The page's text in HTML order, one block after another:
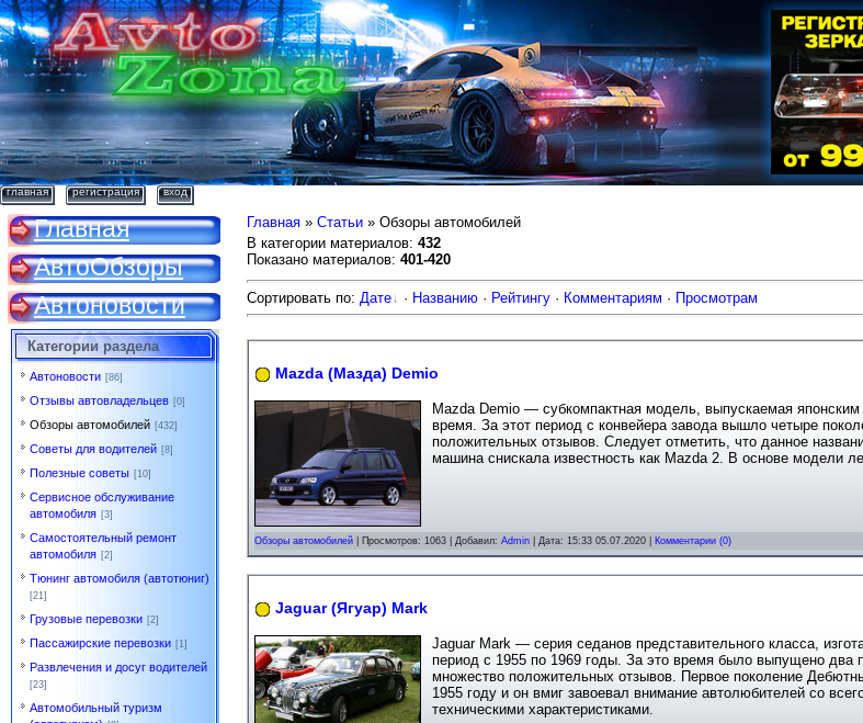
главная регистрация вход
Главная
АвтоОбзоры
Автоновости
Категории раздела
Автоновости [86]
Отзывы автовладельцев [0]
Обзоры автомобилей [432]
Советы для водителей [8]
Полезные советы [10]
Сервисное обслуживание
автомобиля [3]
Самостоятельный ремонт
автомобиля [2]
Тюнинг автомобиля (автотюниг)
[21]
Грузовые перевозки [2]
Пассажирские перевозки [1]
Развлечения и досуг водителей
[23]
Автомобильный туризм
Главная » Статьи » Обзоры автомобилей
В категории материалов: 432
Показано материалов: 401-420
Сортировать по: Дате · Названию · Рейтингу · Комментариям · Просмотрам
Mazda (Мазда) Demio
Mazda Demio — субкомпактная модель, выпускаемая
время. За этот период с конвейера завода вышло четыре
положительных отзывов. Следует отметить, что данное
машина снискала известность как Mazda 2. В основе модели
Обзоры автомобилей | Просмотров: 1063 | Добавил: Admin | Дата: 15:33 05.07.2020 Комментарии (0)
Jaguar (Ягуар) Mark
Jaguar Mark — серия седанов представительного класса,
период с 1955 по 1969 годы. За это время было выпущено два
множество положительных отзывов. Первое поколение
1955 году и он вмиг завоевал внимание автолюбителей со
техническими характеристиками.